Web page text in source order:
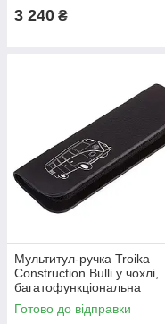
3 240 ₴
Мультитул-ручка Troika
Construction Bulli у чохлі,
багатофункціональна
кулькова ручка
Готово до відправки